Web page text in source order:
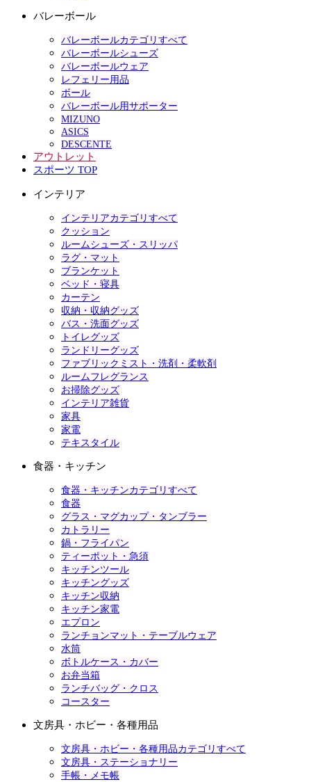
バレーボール
バレーボールカテゴリすべて
バレーボールシューズ
バレーボールウェア
レフェリー用品
ボール
バレーボール用サポーター
MIZUNO
ASICS
DESCENTE
アウトレット
スポーツ TOP
インテリア
インテリアカテゴリすべて
クッション
ルームシューズ・スリッパ
ラグ・マット
ブランケット
ベッド・寝具
カーテン
収納・収納グッズ
バス・洗面グッズ
トイレグッズ
ランドリーグッズ
ファブリックミスト・洗剤・柔軟剤
ルームフレグランス
お掃除グッズ
インテリア雑貨
家具
家電
テキスタイル
食器・キッチン
食器・キッチンカテゴリすべて
食器
グラス・マグカップ・タンブラー
カトラリー
鍋・フライパン
ティーポット・急須
キッチンツール
キッチングッズ
キッチン収納
キッチン家電
エプロン
ランチョンマット・テーブルウェア
水筒
ボトルケース・カバー
お弁当箱
ランチバッグ・クロス
コースター
文房具・ホビー・各種用品
文房具・ホビー・各種用品カテゴリすべて
文房具・ステーショナリー
手帳・メモ帳